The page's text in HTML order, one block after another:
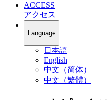
ACCESS
アクセス
Language
日本語
English
中文（简体）
中文（繁體）